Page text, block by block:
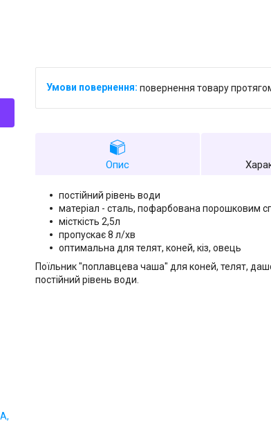
повернення товару
Опис
постійний рівень води
матеріал - сталь, пофарбована порошковим
місткість 2,5л
пропускає 8 л/хв
оптимальна для телят, коней, кіз, овець
Поїльник "поплавцева чаша" для коней, телят,
постійний рівень води.